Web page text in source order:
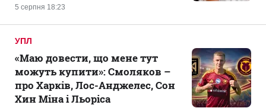
5 серпня 18:23
УПЛ
«Маю довести, що мене тут
можуть купити»: Смоляков –
про Харків, Лос-Анджелес, Сон
Хин Міна і Льоріса